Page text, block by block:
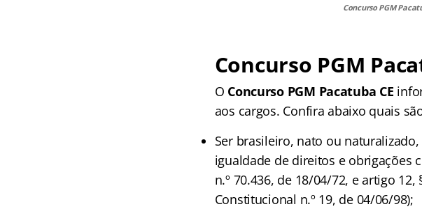
Concurso PGM
Concurso PGM
O Concurso PGM Pacatuba CE
aos cargos. Confira abaixo quais
Ser brasileiro, nato ou
igualdade de direitos e obrigações
n.º 70.436, de 18/04/72, e artigo
Constitucional n.º 19, de 04/06/98);